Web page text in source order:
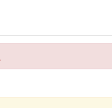
よる「お城EXPOパ